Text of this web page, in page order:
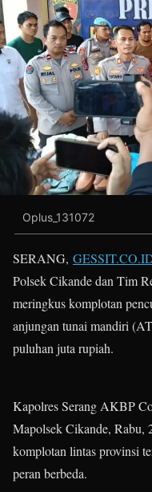
Oplus_131072
SERANG,
Polsek Cikande dan Tim
meringkus komplotan
anjungan tunai mandiri
puluhan juta rupiah.
Kapolres Serang AKBP
Mapolsek Cikande, Rabu,
komplotan lintas provinsi
peran berbeda.